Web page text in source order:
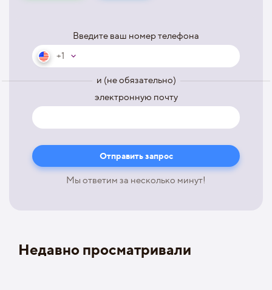
Введите ваш номер телефона
+1
и (не обязательно)
электронную почту
Мы ответим за несколько минут!
Недавно просматривали